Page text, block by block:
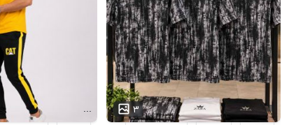
۳
...